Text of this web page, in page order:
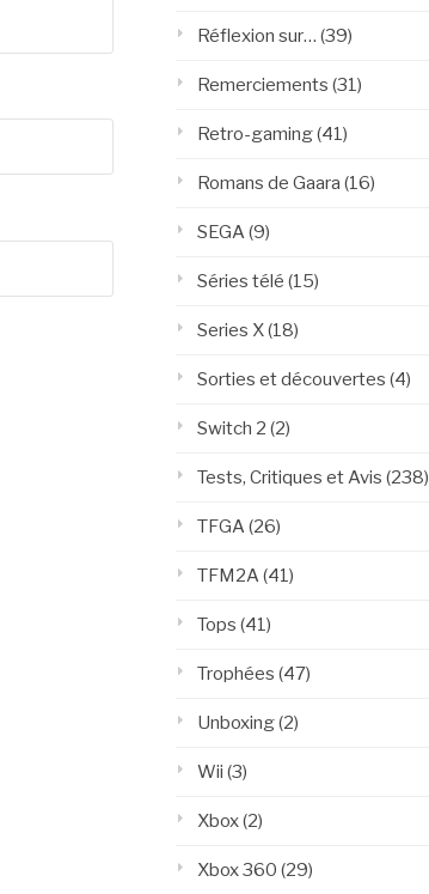
Réflexion sur… (39)
Remerciements (31)
Retro-gaming(41)
Romans de Gaara (16)
SEGA (9)
Séries télé (15)
Series X(18)
Sorties et découvertes (4)
Switch 2 (2)
Tests, Critiques et Avis (238)
TFGA (26)
TFM2A (41)
Tops (41)
Trophées (47)
Unboxing(2)
Wii (3)
Xbox(2)
Xbox 360 (29)